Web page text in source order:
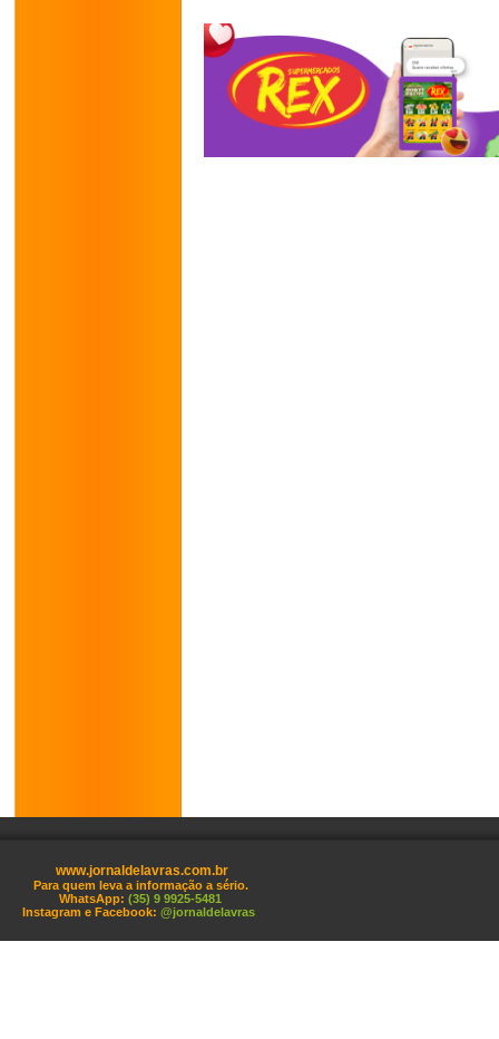
www.jornaldelavras.com.br
Para quem leva a informação a sério.
WhatsApp: (35) 9 9925-5481
Instagram e Facebook: @jornaldelavras